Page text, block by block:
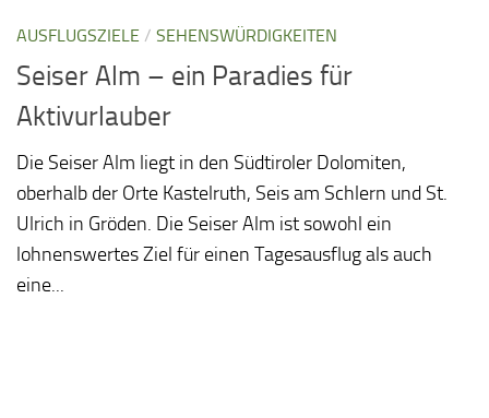
AUSFLUGSZIELE / SEHENSWÜRDIGKEITEN
Seiser Alm – ein Paradies für
Aktivurlauber
Die Seiser Alm liegt in den Südtiroler Dolomiten,
oberhalb der Orte Kastelruth, Seis am Schlern und St.
Ulrich in Gröden. Die Seiser Alm ist sowohl ein
lohnenswertes Ziel für einen Tagesausflug als auch
eine...